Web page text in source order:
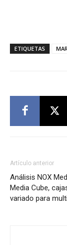
ETIQUETAS
Artículo anterior
Análisis NOX
Media Cube,
variado para